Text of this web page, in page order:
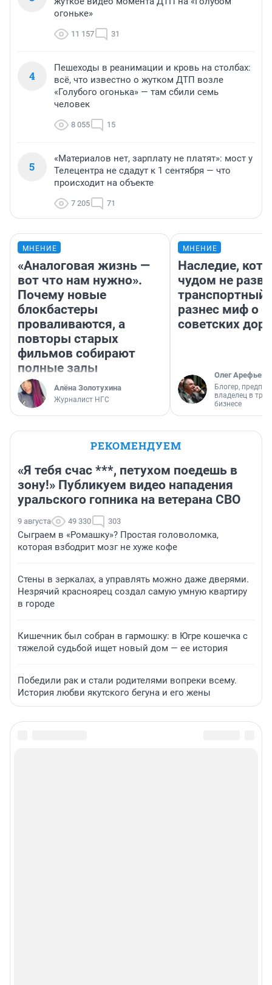
огоньке»
11 157 31
4
Пешеходы в реанимации и кровь на столбах:
всё, что известно о жутком ДТП возле
«Голубого огонька» — там сбили семь
человек
8 055 15
5
«Материалов нет, зарплату не платят»: мост у
Телецентра не сдадут к 1 сентября — что
происходит на объекте
7 205 71
МНЕНИЕ
«Аналоговая жизнь —
вот что нам нужно».
Почему новые
блокбастеры
проваливаются, а
повторы старых
фильмов собирают
полные залы
Алёна Золотухина
Журналист НГС
МНЕНИЕ
Наследие,
чудом не
транспортный
разнес миф о
советских
Олег Арефьев
Блогер,
владелец в
бизнесе
РЕКОМЕНДУЕМ
«Я тебя счас ***, петухом поедешь в
зону!» Публикуем видео нападения
уральского гопника на ветерана СВО
9 августа 49 330 303
Сыграем в «Ромашку»? Простая головоломка,
которая взбодрит мозг не хуже кофе
Стены в зеркалах, а управлять можно даже дверями.
Незрячий красноярец создал самую умную квартиру
в городе
Кишечник был собран в гармошку: в Югре кошечка с
тяжелой судьбой ищет новый дом — ее история
Победили рак и стали родителями вопреки всему.
История любви якутского бегуна и его жены